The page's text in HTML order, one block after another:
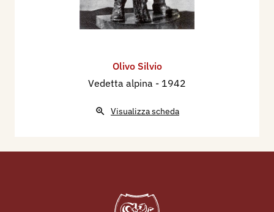
Olivo Silvio
Vedetta alpina - 1942
Visualizza scheda